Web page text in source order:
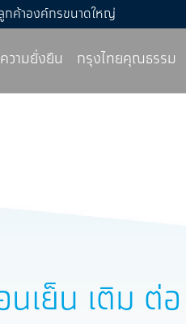
กค้าองค์กรขนาดใหญ่
ความยั่งยืน กรุงไทยคุณธรรม
นเย็น เติม ต่